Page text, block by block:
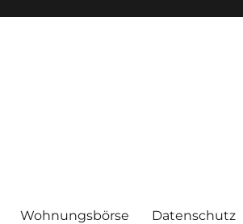
Wohnungsbörse Datenschutz